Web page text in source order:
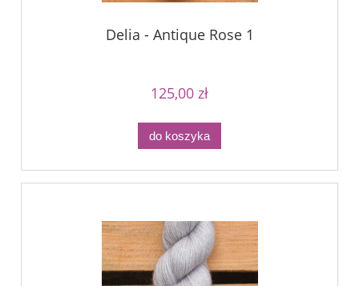
Delia - Antique Rose 1
125,00 zł
do koszyka